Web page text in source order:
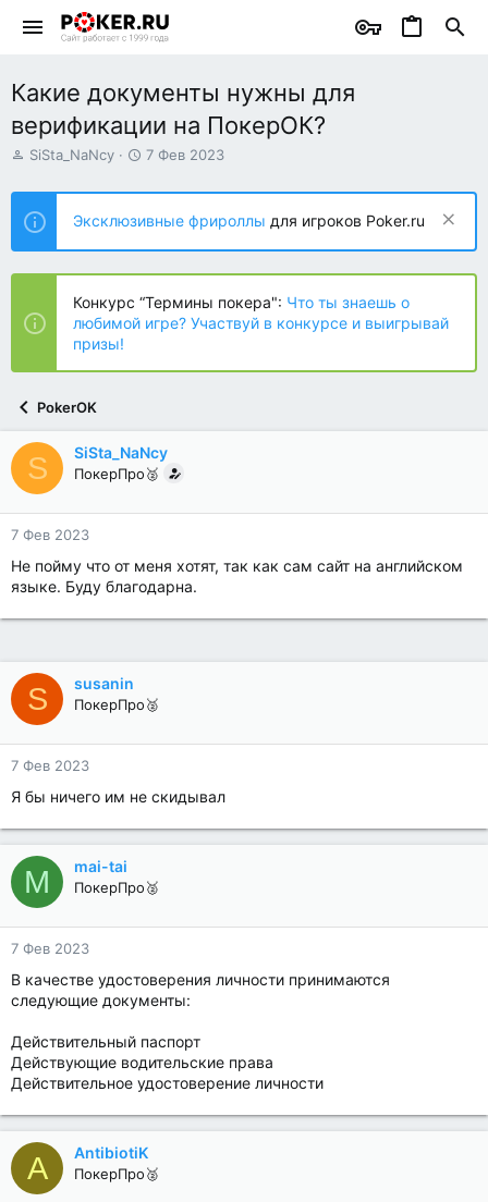
Какие документы нужны для
верификации на ПокерОК?
А
т
о
р
т
е
ы
SiSta_NaNcy
Д
т
н
а
ч
л
а
7 Фев 2023
Эксклюзивные фрироллы для игроков Poker.ru
Конкурс “Термины покера": Что ты знаешь о
любимой игре? Участвуй в конкурсе и выигрывай
призы!
PokerOK
S SiSta_NaNcy
ПокерПро🥈
7 Фев 2023
Не пойму что от меня хотят, так как сам сайт на английском
языке. Буду благодарна.
S susanin
ПокерПро🥈
7 Фев 2023
Я бы ничего им не скидывал
M mai-tai
ПокерПро🥈
7 Фев 2023
В качестве удостоверения личности принимаются
следующие документы:
Действительный паспорт
Действующие водительские права
Действительное удостоверение личности
A AntibiotiK
ПокерПро🥈